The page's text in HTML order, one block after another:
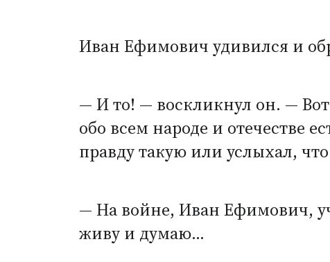
Иван Ефимович удивился и
— И то! — воскликнул он. — Вот
обо всем народе и отечестве
правду такую или услыхал, что
— На войне, Иван Ефимович,
живу и думаю…